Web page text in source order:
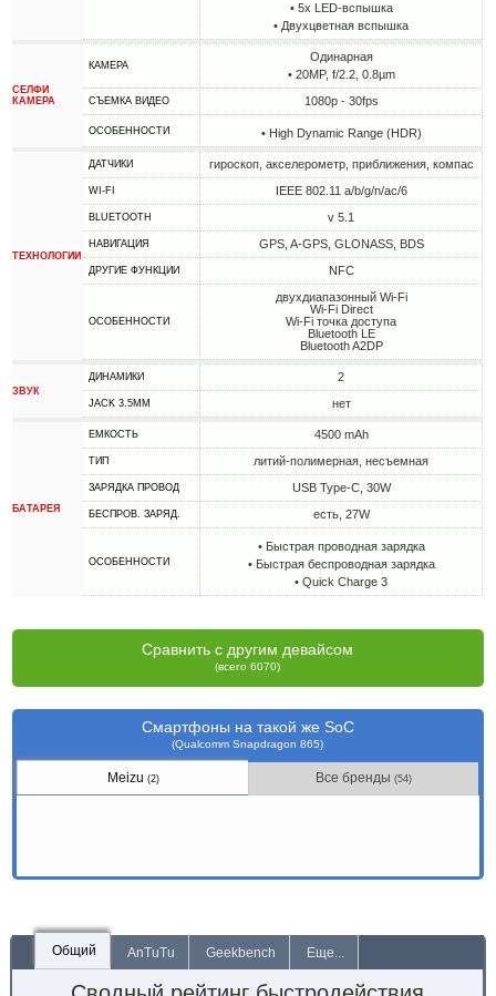
• 5х LED-вспышка
• Двухцветная вспышка
СЕЛФИ
КАМЕРА
КАМЕРА
Одинарная
• 20MP, f/2.2, 0.8µm
СЪЕМКА ВИДЕО 1080p - 30fps
ОСОБЕННОСТИ • High Dynamic Range (HDR)
ТЕХНОЛОГИИ
ДАТЧИКИ гироскоп, акселерометр, приближения, компас
WI-FI IEEE 802.11 a/b/g/n/ac/6
BLUETOOTH v 5.1
НАВИГАЦИЯ GPS, A-GPS, GLONASS, BDS
ДРУГИЕ ФУНКЦИИ NFC
ОСОБЕННОСТИ
двухдиапазонный Wi-Fi
Wi-Fi Direct
Wi-Fi точка доступа
Bluetooth LE
Bluetooth A2DP
ЗВУК
ДИНАМИКИ 2
JACK 3.5MM нет
БАТАРЕЯ
ЕМКОСТЬ 4500 mAh
ТИП литий-полимерная, несъемная
ЗАРЯДКА ПРОВОД USB Type-C, 30W
БЕСПРОВ. ЗАРЯД. есть, 27W
ОСОБЕННОСТИ
• Быстрая проводная зарядка
• Быстрая беспроводная зарядка
• Quick Charge 3
Сравнить с другим девайсом
(всего 6070)
Смартфоны на такой же SoC
(Qualcomm Snapdragon 865)
Meizu (2) Все бренды(54)
Общий AnTuTu Geekbench Еще...